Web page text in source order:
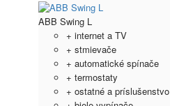
ABB Swing L
+ internet a TV
+ stmievače
+ automatické spínače
+ termostaty
+ ostatné a príslušenstvo